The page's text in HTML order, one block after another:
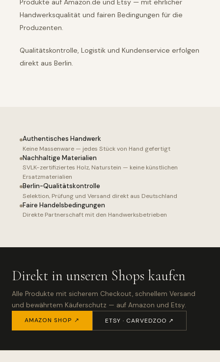
Produkte auf Amazon.de und Etsy — mit ehrlicher
Handwerksqualität und fairen Bedingungen für die
Produzenten.
Qualitätskontrolle, Logistik und Kundenservice erfolgen
direkt aus Berlin.
Authentisches Handwerk
Keine Massenware — jedes Stück von Hand gefertigt
Nachhaltige Materialien
SVLK-zertifiziertes Holz, Naturstein — keine künstlichen
Ersatzmaterialien
Berlin-Qualitätskontrolle
Selektion, Prüfung und Versand direkt aus Deutschland
Faire Handelsbedingungen
Direkte Partnerschaft mit den Handwerksbetrieben
Direkt in unseren Shops kaufen
Alle Produkte mit sicherem Checkout, schnellem Versand
und bewährtem Käuferschutz — auf Amazon und Etsy.
AMAZON SHOP ↗ ETSY · CARVEDZOO ↗